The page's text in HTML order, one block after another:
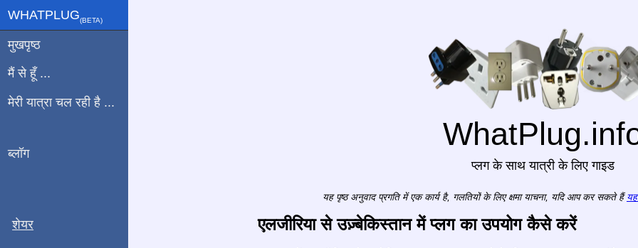
प्लग के साथ यात्री के लिए गाइड
यह पृष्ठ अनुवाद प्रगति में एक कार्य है, गलतियों के लिए क्षमा याचना, यदि आप कर सकते हैं
एलजीरिया से उज़्बेकिस्तान में प्लग का उपयोग कैसे करें
WHATPLUG(ΒETA)
मुखपृष्ठ
मैं से हूँ ...
मेरी यात्रा चल रही है ...
ब्लॉग
शेयर